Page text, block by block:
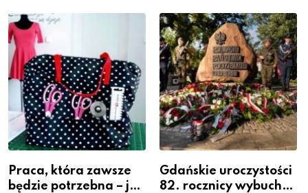
widoczność
szeregach Komendy
Powiatowej
Praca, która zawsze
będzie potrzebna – jak
Gdańskie uroczystości
82. rocznicy wybuchu